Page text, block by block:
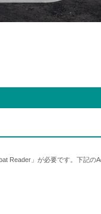
Reader」が必要です。下記の